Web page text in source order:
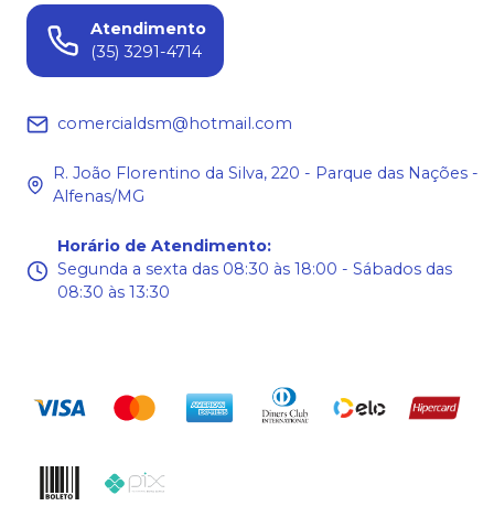
Atendimento
(35) 3291-4714
comercialdsm@hotmail.com
R. João Florentino da Silva, 220 - Parque das Nações -
Alfenas/MG
Horário de Atendimento:
Segunda a sexta das 08:30 às 18:00 - Sábados das
08:30 às 13:30